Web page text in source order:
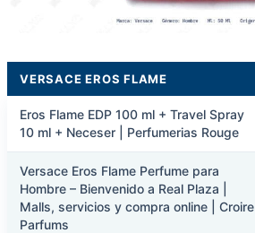
VERSACE EROS FLAME
Eros Flame EDP 100 ml + Travel Spray
10 ml + Neceser | Perfumerias Rouge
Versace Eros Flame Perfume para
Hombre – Bienvenido a Real Plaza |
Malls, servicios y compra online | Croire
Parfums